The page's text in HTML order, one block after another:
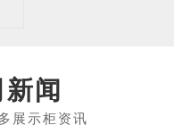
闻